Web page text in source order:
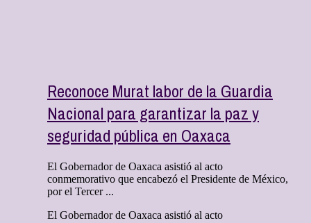
Reconoce Murat labor de la Guardia
Nacional para garantizar la paz y
seguridad pública en Oaxaca
El Gobernador de Oaxaca asistió al acto
conmemorativo que encabezó el Presidente de México,
por el Tercer ...
El Gobernador de Oaxaca asistió al acto